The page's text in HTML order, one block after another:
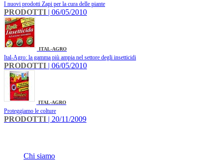
I nuovi prodotti Zapi per la cura delle piante
PRODOTTI | 06/05/2010
ITAL-AGRO
Ital-Agro: la gamma più ampia nel settore degli insetticidi
PRODOTTI | 06/05/2010
ITAL-AGRO
Proteggiamo le colture
PRODOTTI | 20/11/2009
Chi siamo